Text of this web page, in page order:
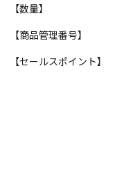
【数量】
【商品管理番号】
【セールスポイント】